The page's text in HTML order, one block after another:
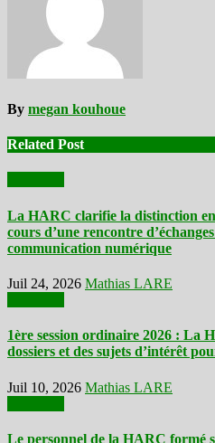
By megan kouhoue
Related Post
La HARC clarifie la distinction
cours d’une rencontre
communication numérique
Juil 24, 2026 Mathias LARE
1ère session ordinaire 2026 : La
dossiers et des sujets d’intérêt
Juil 10, 2026 Mathias LARE
Le personnel de la HARC formé